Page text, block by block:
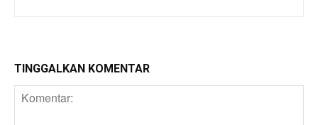
TINGGALKAN KOMENTAR